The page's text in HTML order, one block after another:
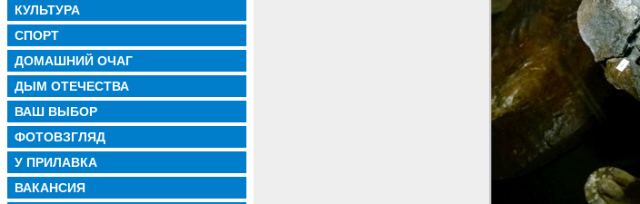
КУЛЬТУРА
СПОРТ
ДОМАШНИЙ ОЧАГ
ДЫМ ОТЕЧЕСТВА
ВАШ ВЫБОР
ФОТОВЗГЛЯД
У ПРИЛАВКА
ВАКАНСИЯ